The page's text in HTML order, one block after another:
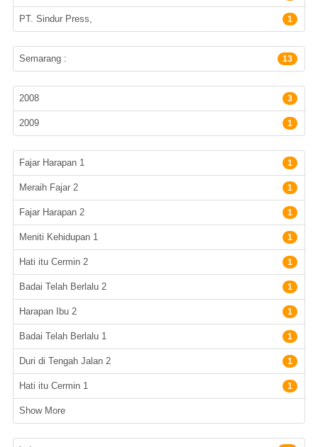
PT. Sindur Press, 1
Lokasi Terbitan
Semarang : 13
Tahun Terbit
2008 3
2009 1
Subyek
Fajar Harapan 1 1
Meraih Fajar 2 1
Fajar Harapan 2 1
Meniti Kehidupan 1 1
Hati itu Cermin 2 1
Badai Telah Berlalu 2 1
Harapan Ibu 2 1
Badai Telah Berlalu 1 1
Duri di Tengah Jalan 2 1
Hati itu Cermin 1 1
Show More
Bahasa